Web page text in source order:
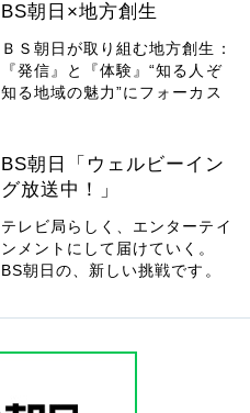
BS朝日×地方創生
ＢＳ朝日が取り組む地方創生：
『発信』と『体験』“知る人ぞ
知る地域の魅力”にフォーカス
BS朝日「ウェルビーイン
グ放送中！」
テレビ局らしく、エンターテイ
ンメントにして届けていく。
BS朝日の、新しい挑戦です。